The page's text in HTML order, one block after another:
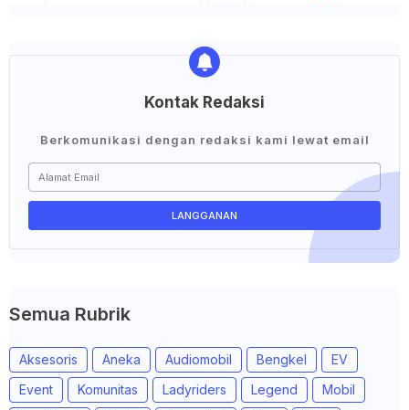
Kontak Redaksi
Berkomunikasi dengan redaksi kami lewat email
Semua Rubrik
Aksesoris Aneka Audiomobil Bengkel
EV
Event
Komunitas Ladyriders Legend
Mobil